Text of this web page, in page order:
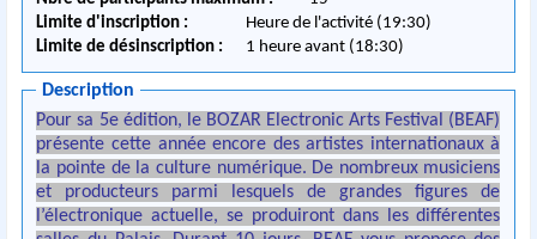
Limite d'inscription :
Heure de l'activité (19:30)
Limite de désinscription :
1 heure avant (18:30)
Description
Pour sa 5e édition, le BOZAR Electronic Arts Festival (BEAF)
présente cette année encore des artistes internationaux à
la pointe de la culture numérique. De nombreux musiciens
et producteurs parmi lesquels de grandes figures de
l’électronique actuelle, se produiront dans les différentes